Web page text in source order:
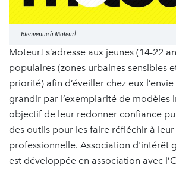
Bienvenue à Moteur!
Moteur! s’adresse aux jeunes (14-22
populaires (zones urbaines sensibles
priorité) afin d’éveiller chez eux
grandir par l’exemplarité de modèles
objectif de leur redonner confiance
des outils pour les faire réfléchir à
professionnelle. Association d'intérêt
est développée en association avec